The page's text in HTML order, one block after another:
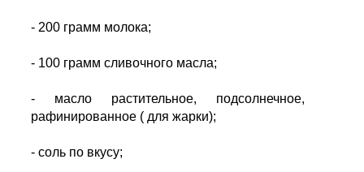
- 200 грамм молока;
- 100 грамм сливочного масла;
- масло растительное, подсолнечное,
рафинированное ( для жарки);
- соль по вкусу;